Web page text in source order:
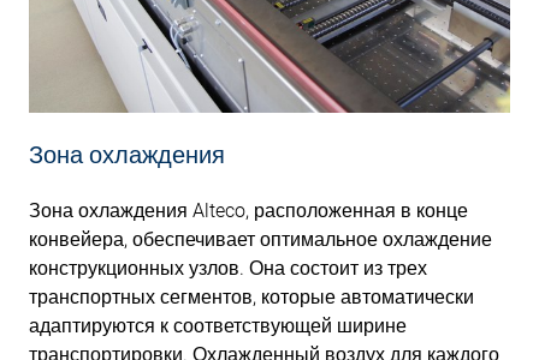
Зона охлаждения
Зона охлаждения Alteco, расположенная в конце
конвейера, обеспечивает оптимальное охлаждение
конструкционных узлов. Она состоит из трех
транспортных сегментов, которые автоматически
адаптируются к соответствующей ширине
транспортировки. Охлажденный воздух для каждого